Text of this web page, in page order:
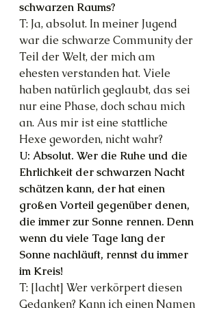
schwarzen Raums?
T: Ja, absolut. In meiner Jugend
war die schwarze Community der
Teil der Welt, der mich am
ehesten verstanden hat. Viele
haben natürlich geglaubt, das sei
nur eine Phase, doch schau mich
an. Aus mir ist eine stattliche
Hexe geworden, nicht wahr?
U: Absolut. Wer die Ruhe und die
Ehrlichkeit der schwarzen Nacht
schätzen kann, der hat einen
großen Vorteil gegenüber denen,
die immer zur Sonne rennen. Denn
wenn du viele Tage lang der
Sonne nachläuft, rennst du immer
im Kreis!
T: [lacht] Wer verkörpert diesen
Gedanken? Kann ich einen Namen